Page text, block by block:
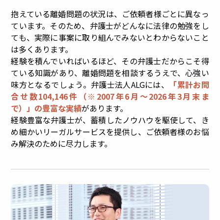
抱えている離婚問題の状況は、ご依頼者様ごとに異なっ
ています。そのため、弁護士がどんなに法律の勉強をし
ても、実際に事案に取り組んでみないとわからないこと
は多くあります。
経験を積んでいればいるほど、その弁護士だからこそ得
ている知識があり、離婚問題を相談するうえで、心強い
味方となるでしょう。弁護士法人ALGには、
「累計お問
合せ数104,146件（※2007年6月～2026年3月末ま
で）」の豊富な実績があります。
経験豊富な弁護士が、蓄積したノウハウを駆使して、き
め細かいリーガルサービスを提供し、ご依頼者様のお悩
み解決のために尽力します。